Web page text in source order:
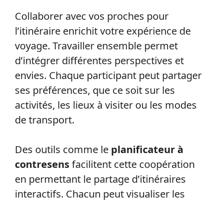
Collaborer avec vos proches pour
l’itinéraire enrichit votre expérience de
voyage. Travailler ensemble permet
d’intégrer différentes perspectives et
envies. Chaque participant peut partager
ses préférences, que ce soit sur les
activités, les lieux à visiter ou les modes
de transport.
Des outils comme le planificateur à
contresensfacilitent cette coopération
en permettant le partage d’itinéraires
interactifs. Chacun peut visualiser les